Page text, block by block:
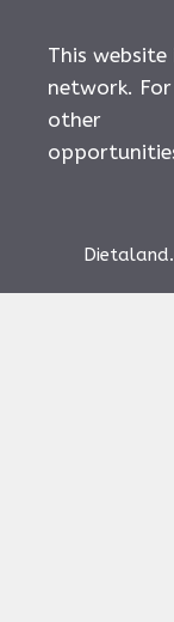
This
network.
other